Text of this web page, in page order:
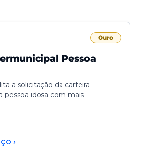
Ouro
Pessoa
a solicitação da carteira
pessoa idosa com mais
›